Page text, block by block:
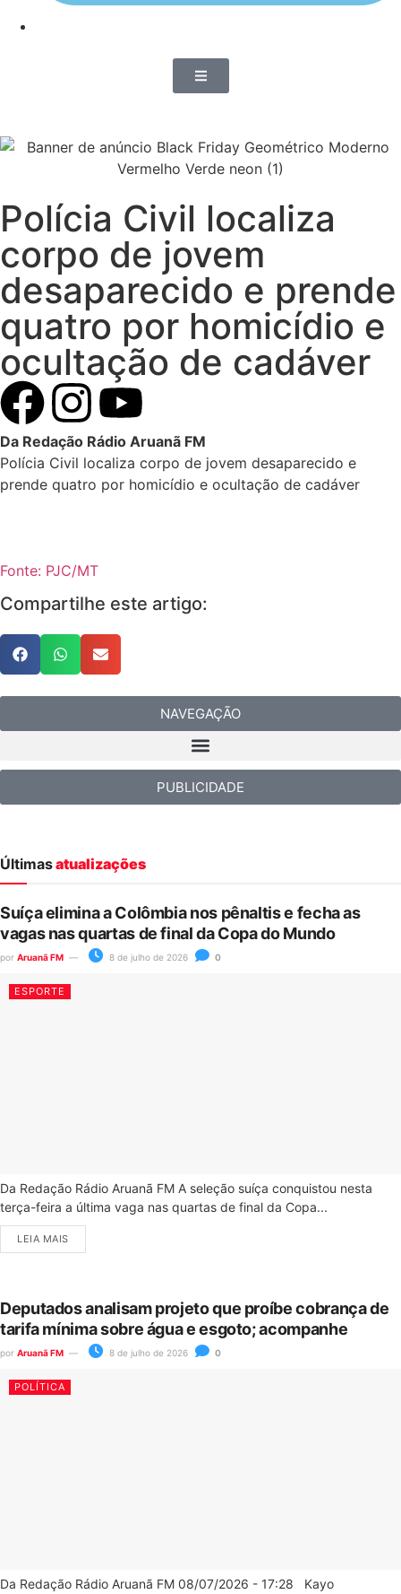
Polícia Civil localiza
corpo de jovem
desaparecido e prende
quatro por homicídio e
ocultação de cadáver
Da Redação Rádio Aruanã FM
Polícia Civil localiza corpo de jovem desaparecido e
prende quatro por homicídio e ocultação de cadáver
Fonte: PJC/MT
Compartilhe este artigo:
NAVEGAÇÃO
PUBLICIDADE
Últimasatualizações
Suíça elimina a Colômbia nos pênaltis e fecha as
vagas nas quartas de final da Copa do Mundo
por Aruanã FM 8 de julho de 2026 0
ESPORTE
Da Redação Rádio Aruanã FM A seleção suíça conquistou nesta
terça-feira a última vaga nas quartas de final da Copa...
LEIA MAIS
Deputados analisam projeto que proíbe cobrança de
tarifa mínima sobre água e esgoto; acompanhe
por Aruanã FM 8 de julho de 2026 0
POLÍTICA
Da Redação Rádio Aruanã FM 08/07/2026 - 17:28 Kayo